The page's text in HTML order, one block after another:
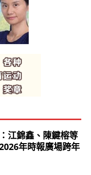
江錦鑫、陳鍵榕等
年時報廣場跨年